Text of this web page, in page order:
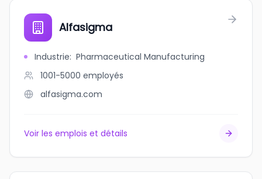
Alfasigma
Industrie: Pharmaceutical Manufacturing
1001-5000 employés
alfasigma.com
Voir les emplois et détails